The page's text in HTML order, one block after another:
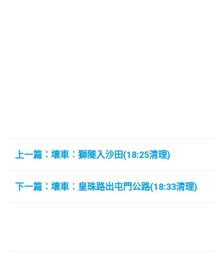
上一篇：壞車︰獅隧入沙田(18:25清理)
下一篇：壞車︰皇珠路出屯門公路(18:33清理)